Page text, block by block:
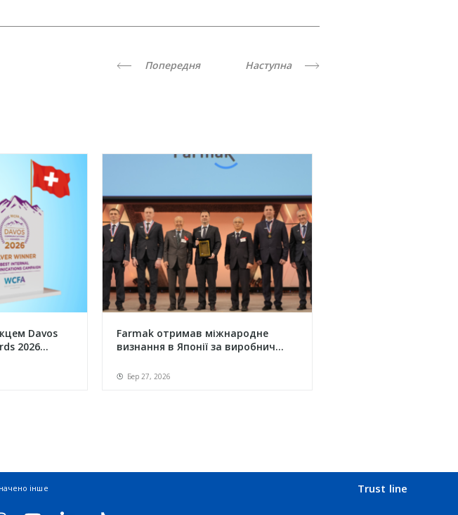
Попередня Наступна
Davos
2026...
Farmak отримав міжнародне
визнання в Японії за виробнич...
Бер 27, 2026
інше Trust line